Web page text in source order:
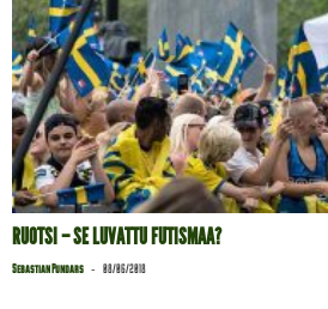
RUOTSI – SE LUVATTU FUTISMAA?
Sebastian Pundars - 08/06/2018